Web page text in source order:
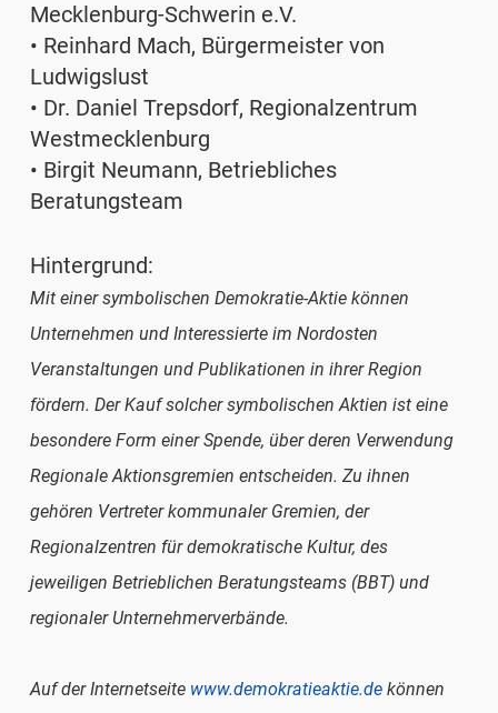
Mecklenburg-Schwerin e.V.
• Reinhard Mach, Bürgermeister von
Ludwigslust
• Dr. Daniel Trepsdorf, Regionalzentrum
Westmecklenburg
• Birgit Neumann, Betriebliches
Beratungsteam
Hintergrund:
Mit einer symbolischen Demokratie-Aktie können
Unternehmen und Interessierte im Nordosten
Veranstaltungen und Publikationen in ihrer Region
fördern. Der Kauf solcher symbolischen Aktien ist eine
besondere Form einer Spende, über deren Verwendung
Regionale Aktionsgremien entscheiden. Zu ihnen
gehören Vertreter kommunaler Gremien, der
Regionalzentren für demokratische Kultur, des
jeweiligen Betrieblichen Beratungsteams (BBT) und
regionaler Unternehmerverbände.
Auf der Internetseite www.demokratieaktie.dekönnen